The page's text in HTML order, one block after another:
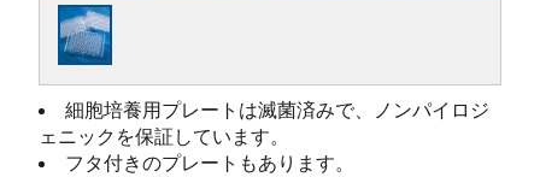
細胞培養用プレートは滅菌済みで、ノンパイロジ
ェニックを保証しています。
フタ付きのプレートもあります。